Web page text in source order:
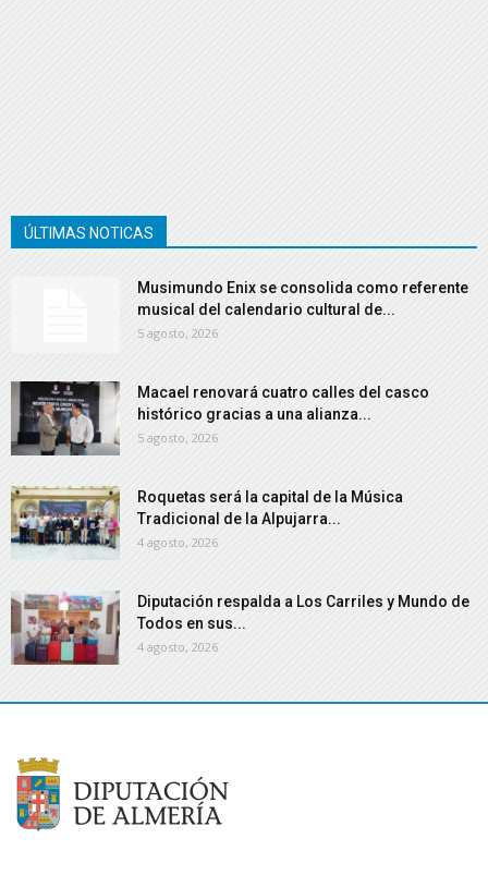
ÚLTIMAS NOTICAS
Musimundo Enix se consolida como referente
musical del calendario cultural de...
5 agosto, 2026
Macael renovará cuatro calles del casco
histórico gracias a una alianza...
5 agosto, 2026
Roquetas será la capital de la Música
Tradicional de la Alpujarra...
4 agosto, 2026
Diputación respalda a Los Carriles y Mundo de
Todos en sus...
4 agosto, 2026